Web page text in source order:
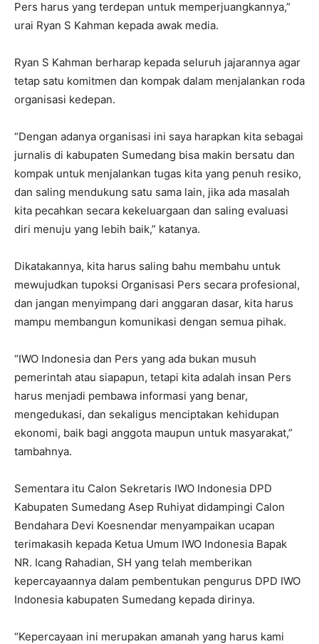
Pers harus yang terdepan untuk memperjuangkannya,”
urai Ryan S Kahman kepada awak media.
Ryan S Kahman berharap kepada seluruh jajarannya agar
tetap satu komitmen dan kompak dalam menjalankan roda
organisasi kedepan.
“Dengan adanya organisasi ini saya harapkan kita sebagai
jurnalis di kabupaten Sumedang bisa makin bersatu dan
kompak untuk menjalankan tugas kita yang penuh resiko,
dan saling mendukung satu sama lain, jika ada masalah
kita pecahkan secara kekeluargaan dan saling evaluasi
diri menuju yang lebih baik,” katanya.
Dikatakannya, kita harus saling bahu membahu untuk
mewujudkan tupoksi Organisasi Pers secara profesional,
dan jangan menyimpang dari anggaran dasar, kita harus
mampu membangun komunikasi dengan semua pihak.
“IWO Indonesia dan Pers yang ada bukan musuh
pemerintah atau siapapun, tetapi kita adalah insan Pers
harus menjadi pembawa informasi yang benar,
mengedukasi, dan sekaligus menciptakan kehidupan
ekonomi, baik bagi anggota maupun untuk masyarakat,”
tambahnya.
Sementara itu Calon Sekretaris IWO Indonesia DPD
Kabupaten Sumedang Asep Ruhiyat didampingi Calon
Bendahara Devi Koesnendar menyampaikan ucapan
terimakasih kepada Ketua Umum IWO Indonesia Bapak
NR. Icang Rahadian, SH yang telah memberikan
kepercayaannya dalam pembentukan pengurus DPD IWO
Indonesia kabupaten Sumedang kepada dirinya.
“Kepercayaan ini merupakan amanah yang harus kami